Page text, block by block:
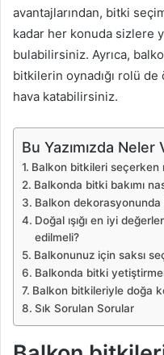
avantajlarından, bitki
kadar her konuda sizlere
bulabilirsiniz. Ayrıca,
bitkilerin oynadığı rolü
hava katabilirsiniz.
Bu Yazımızda Neler
Balkon bitkileri seçerken
Balkonda bitki bakımı
Balkon
Doğal ışığı en iyi
edilmeli?
Balkonunuz için saksı
Balkonda bitki
Balkon bitkileriyle doğa
Sık Sorulan Sorular